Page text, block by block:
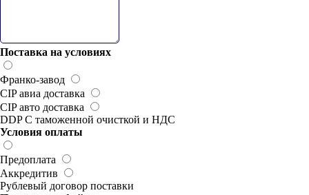
Поставка на условиях
Франко-завод
CIP авиа доставка
CIP авто доставка
DDP С таможенной очисткой и НДС
Условия оплаты
Предоплата
Аккредитив
Рублевый договор поставки